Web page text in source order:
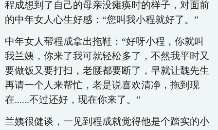
程成想到了自己的母亲没瘫痪时的样子，对面前
的中年女人心生好感：“您叫我小程就好了。”
中年女人帮程成拿出拖鞋：“好呀小程，你就叫
我兰姨，你来了我可就轻松多了，不然我平时又
要做饭又要打扫，老腰都要断了，早就让魏先生
再请一个人来帮忙，老是说喜欢清净，拖到现
在......不过还好，现在你来了。”
兰姨很健谈，一见到程成就觉得他是个踏实的小